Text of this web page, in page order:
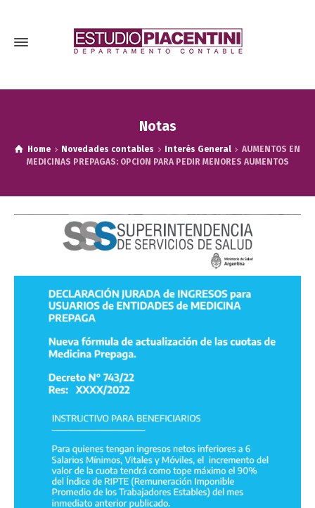
Notas
Home Novedades contables Interés General
AUMENTOS EN
MEDICINAS PREPAGAS: OPCION PARA PEDIR MENORES AUMENTOS